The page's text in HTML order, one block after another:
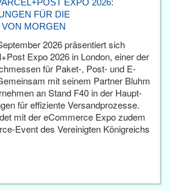
EXPO 2026:
FÜR DIE
MORGEN
2026 präsentiert sich
Expo 2026 in London, einer der
für Paket-, Post- und E-
mit seinem Partner Bluhm
an Stand F40 in der Haupt­
für effiziente Versandprozesse.
mit der eCommerce Expo zudem
Event des Vereinigten Königreichs